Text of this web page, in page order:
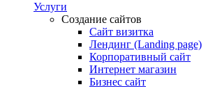
Услуги
Создание сайтов
Сайт визитка
Лендинг (Landing page)
Корпоративный сайт
Интернет магазин
Бизнес сайт